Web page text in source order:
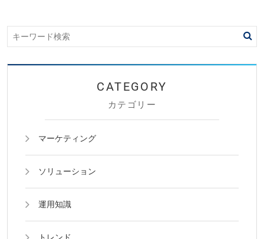
カテゴリー
マーケティング
ソリューション
運用知識